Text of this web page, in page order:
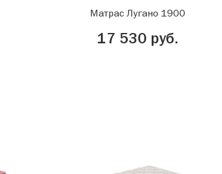
Матрас Лугано 1900
17 530 руб.